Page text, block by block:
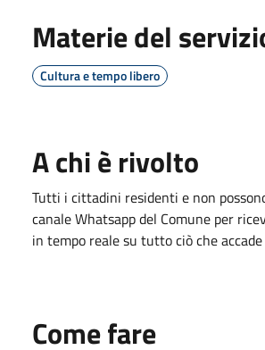
Materie del
Cultura e tempo libero
A chi è rivolto
Tutti i cittadini residenti e non
canale Whatsapp del Comune per
in tempo reale su tutto ciò che
Come fare